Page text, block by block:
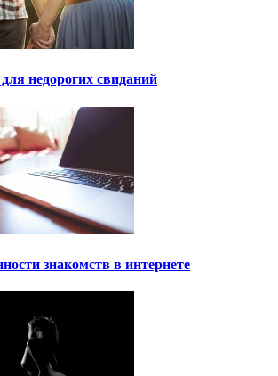
недорогих свиданий
знакомств в интернете